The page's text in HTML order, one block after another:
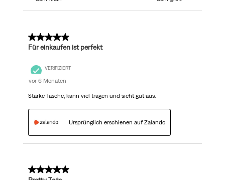
5 von 5 Sternen.
Für einkaufen ist perfekt
VERIFIZIERT
vor 6 Monaten
Starke Tasche, kann viel tragen und sieht gut aus.
Ursprünglich erschienen auf Zalando
5 von 5 Sternen.